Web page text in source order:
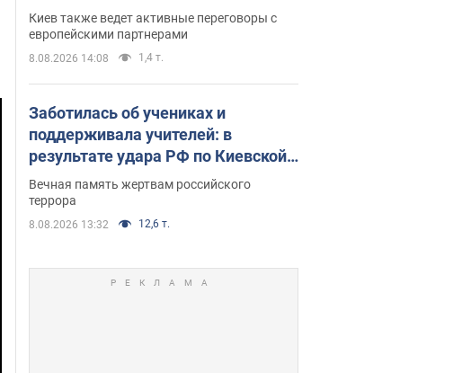
Зеленский раскрыл подробности
Киев также ведет активные переговоры с
европейскими партнерами
8.08.2026 14:08 1,4 т.
Заботилась об учениках и
поддерживала учителей: в
результате удара РФ по Киевской
области погибли директор
киевского лицея, её муж и внук
Вечная память жертвам российского
террора
8.08.2026 13:32 12,6 т.